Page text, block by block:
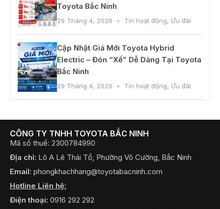
Toyota Bắc Ninh
29 Tháng 4, 2026 Tin hoạt động, Ưu đãi
Cập Nhật Giá Mới Toyota Hybrid
Electric – Đón “Xế” Dễ Dàng Tại Toyota
Bắc Ninh
29 Tháng 4, 2026 Tin hoạt động, Ưu đãi
CÔNG TY TNHH TOYOTA BẮC NINH
Mã số thuế: 2300784990
Địa chỉ: Lô A Lê Thái Tổ, Phường Võ Cường, Bắc Ninh
Email: phongkhachhang@toyotabacninh.com
Hotline Liên hệ:
Điện thoại: 0916 292 292